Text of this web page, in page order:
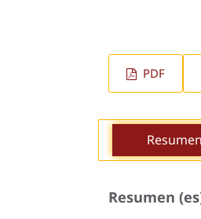
PDF
Resumen
Resumen